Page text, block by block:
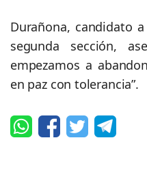
Durañona, candidato
segunda sección,
empezamos a
en paz con tolerancia”.